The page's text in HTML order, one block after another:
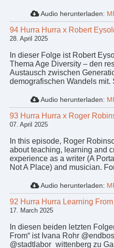
Audio herunterladen:
94 Hurra Hurra x Robert
28. April 2025
In dieser Folge ist Robert
Thema Age Diversity – den
Austausch zwischen
demografischen Wandels mit.
Audio herunterladen:
93 Hurra Hurra x Roger
07. April 2025
In this episode, Roger
about teaching, learning and
experience as a writer (A
Not A Place) and musician.
Audio herunterladen:
92 Hurra Hurra Learning
17. March 2025
In diesen beiden letzten
From“ ist Ivana Rohr
@stadtlabor_wittenberg zu